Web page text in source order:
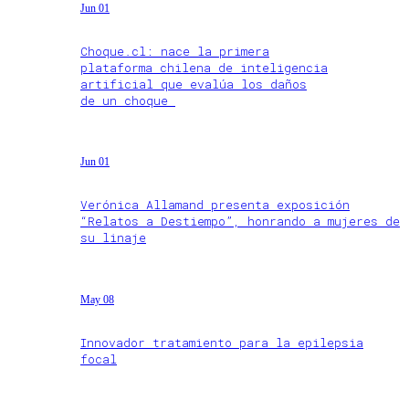
Jun 01
Choque.cl: nace la primera
plataforma chilena de inteligencia
artificial que evalúa los daños
de un choque
Jun 01
Verónica Allamand presenta exposición
“Relatos a Destiempo”, honrando a mujeres de
su linaje
May 08
Innovador tratamiento para la epilepsia
focal